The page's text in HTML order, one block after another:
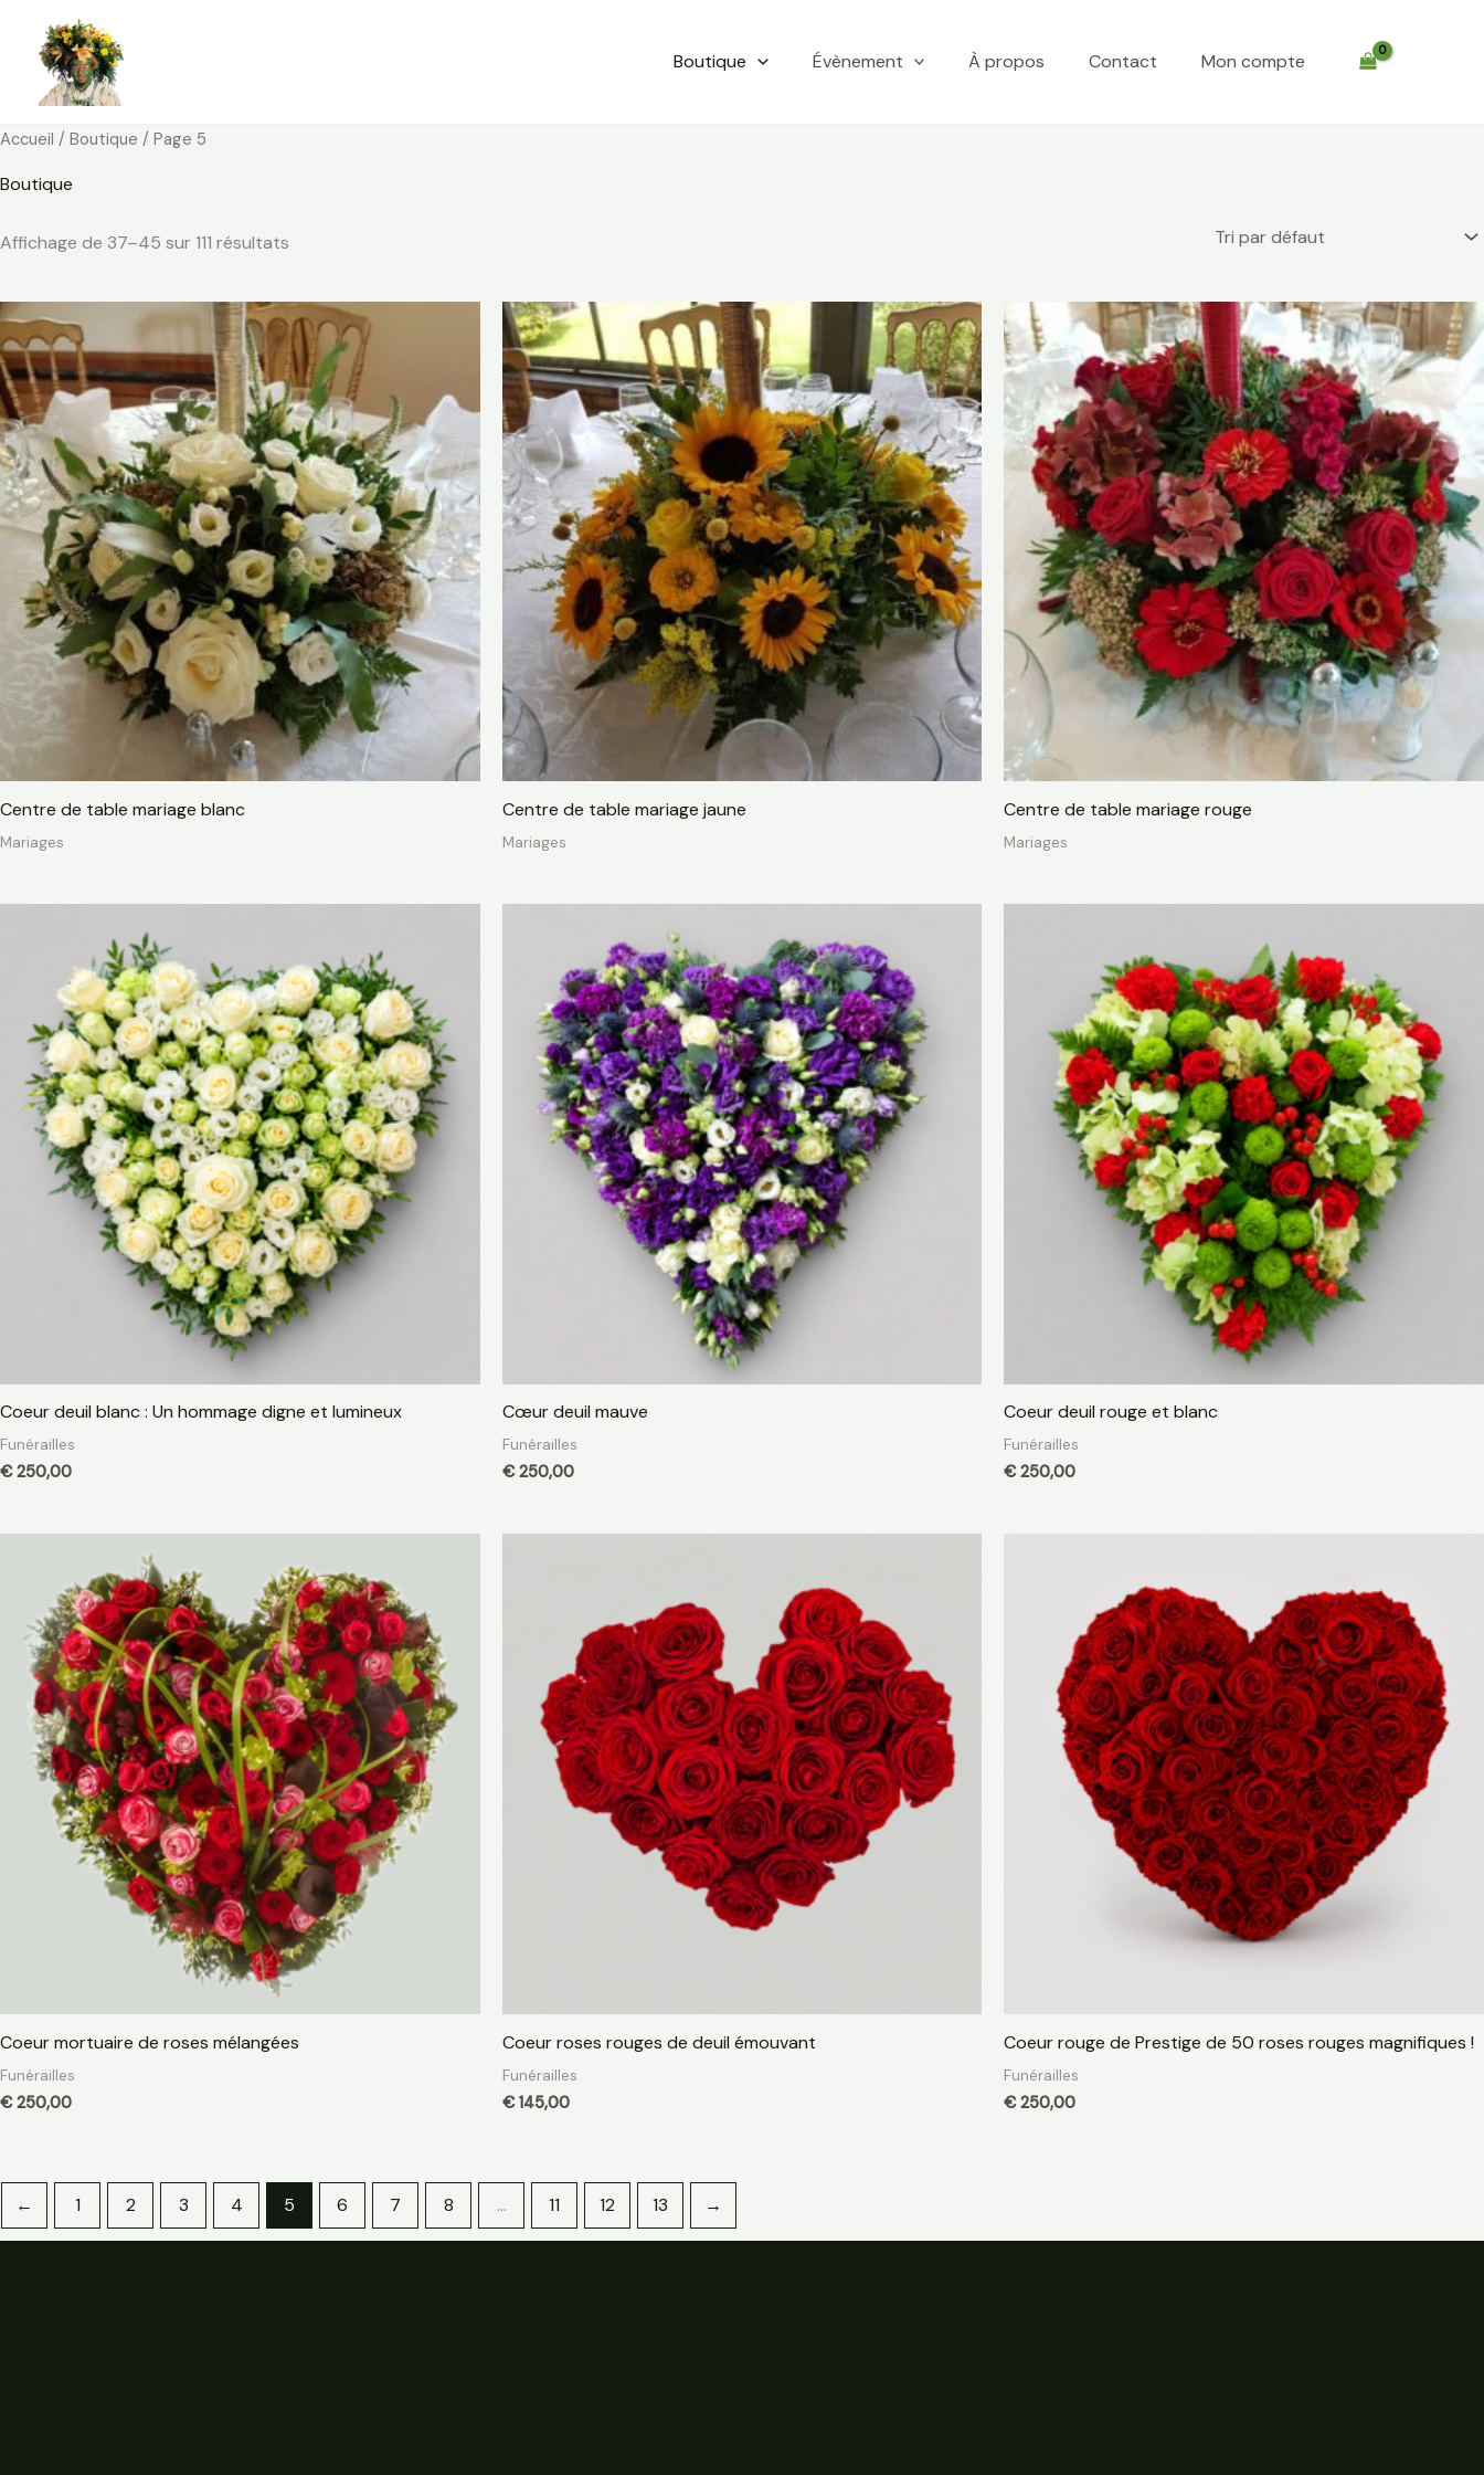
contenu
Boutique Évènement À propos Contact Mon compte
Accueil / Boutique / Page 5
Boutique
Affichage de 37–45 sur 111 résultats
Centre de table mariage blanc
Mariages
Centre de table mariage jaune
Mariages
Centre de table mariage rouge
Mariages
Coeur deuil blanc : Un hommage digne et lumineux
Funérailles
€250,00
Cœur deuil mauve
Funérailles
€250,00
Coeur deuil rouge et blanc
Funérailles
€250,00
Coeur mortuaire de roses mélangées
Funérailles
€250,00
Coeur roses rouges de deuil émouvant
Funérailles
€145,00
Coeur rouge de Prestige de 50 roses rouges magnifiques !
Funérailles
€250,00
← 1 2 3 4 5 6 7 8 … 11 12 13 →